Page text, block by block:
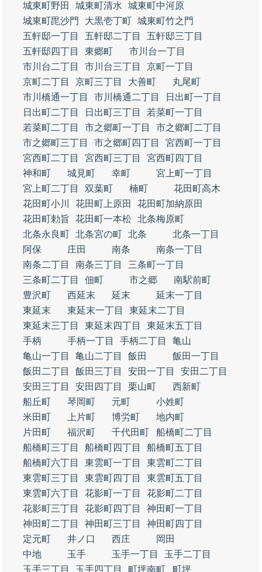
城東町野田
城東町清水
城東町中河原
城東町毘沙門
大黒壱丁町 城東町竹之門
五軒邸一丁目
五軒邸二丁目
五軒邸三丁目
五軒邸四丁目
東郷町
市川台一丁目
市川台二丁目
市川台三丁目
京町一丁目
京町二丁目
京町三丁目 大善町
丸尾町
市川橋通一丁目
市川橋通二丁目
日出町一丁目
日出町二丁目
日出町三丁目
若菜町一丁目
若菜町二丁目
市之郷町一丁目
市之郷町二丁目
市之郷町三丁目
市之郷町四丁目
宮西町一丁目
宮西町二丁目
宮西町三丁目
宮西町四丁目
神和町
城見町 幸町
宮上町一丁目
宮上町二丁目
双葉町 楠町
花田町高木
花田町小川
花田町上原田
花田町加納原田
花田町勅旨
花田町一本松 北条梅原町
北条永良町 北条宮の町 北条
北条一丁目
阿保
庄田 南条
南条一丁目
南条二丁目
南条三丁目
三条町一丁目
三条町二丁目
佃町 市之郷
南駅前町
豊沢町
西延末 延末
延末一丁目
東延末
東延末一丁目
東延末二丁目
東延末三丁目
東延末四丁目
東延末五丁目
手柄
手柄一丁目 手柄二丁目
亀山
亀山一丁目
亀山二丁目 飯田
飯田一丁目
飯田二丁目
飯田三丁目 安田一丁目
安田二丁目
安田三丁目
安田四丁目 栗山町
西新町
船丘町
琴岡町 元町
小姓町
米田町
上片町 博労町
地内町
片田町
福沢町 千代田町
船橋町二丁目
船橋町三丁目
船橋町四丁目
船橋町五丁目
船橋町六丁目
東雲町一丁目
東雲町二丁目
東雲町三丁目
東雲町四丁目
東雲町五丁目
東雲町六丁目
花影町一丁目
花影町二丁目
花影町三丁目
花影町四丁目
神田町一丁目
神田町二丁目
神田町三丁目
神田町四丁目
定元町
井ノ口 西庄
岡田
中地
玉手 玉手一丁目
玉手二丁目
玉手三丁目
玉手四丁目 町坪南町 町坪